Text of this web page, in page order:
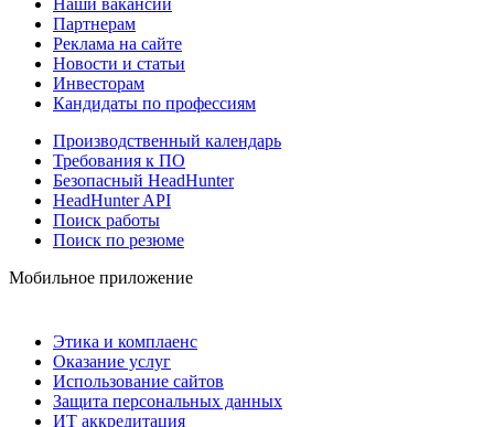
Партнерам
Реклама на сайте
Новости и статьи
Инвесторам
Кандидаты по профессиям
Производственный календарь
Требования к ПО
Безопасный HeadHunter
HeadHunter API
Поиск работы
Поиск по резюме
Мобильное приложение
Этика и комплаенс
Оказание услуг
Использование сайтов
Защита персональных данных
ИТ аккредитация